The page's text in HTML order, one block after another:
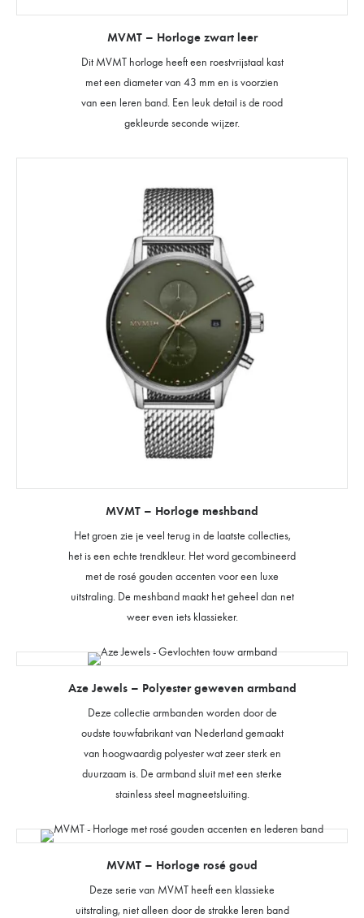
MVMT – Horloge zwart leer
Dit MVMT horloge heeft een roestvrijstaal kast
met een diameter van 43 mm en is voorzien
van een leren band. Een leuk detail is de rood
gekleurde seconde wijzer.
MVMT – Horloge meshband
Het groen zie je veel terug in de laatste collecties,
het is een echte trendkleur. Het word gecombineerd
met de rosé gouden accenten voor een luxe
uitstraling. De meshband maakt het geheel dan net
weer even iets klassieker.
Aze Jewels – Polyester geweven armband
Deze collectie armbanden worden door de
oudste touwfabrikant van Nederland gemaakt
van hoogwaardig polyester wat zeer sterk en
duurzaam is. De armband sluit met een sterke
stainless steel magneetsluiting.
MVMT – Horloge rosé goud
Deze serie van MVMT heeft een klassieke
uitstraling, niet alleen door de strakke leren band